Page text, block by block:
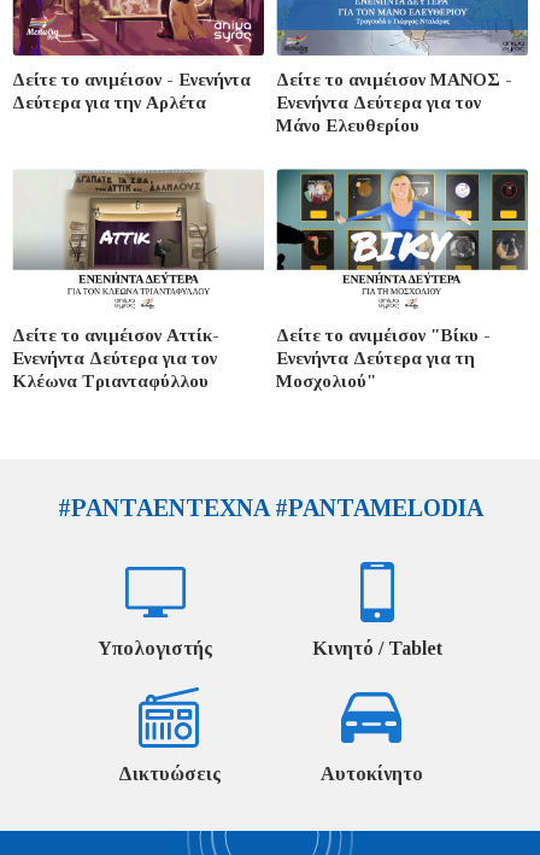
Δείτε το ανιμέισον - Ενενήντα
Δεύτερα για την Αρλέτα
Δείτε το ανιμέισον ΜΑΝΟΣ -
Ενενήντα Δεύτερα για τον
Μάνο Ελευθερίου
Δείτε το ανιμέισον Αττίκ-
Ενενήντα Δεύτερα για τον
Κλέωνα Τριανταφύλλου
Δείτε το ανιμέισον "Βίκυ -
Ενενήντα Δεύτερα για τη
Μοσχολιού"
#PANTAENTEXNA #PANTAMELODIA
Υπολογιστής Κινητό / Tablet
Δικτυώσεις Αυτοκίνητο